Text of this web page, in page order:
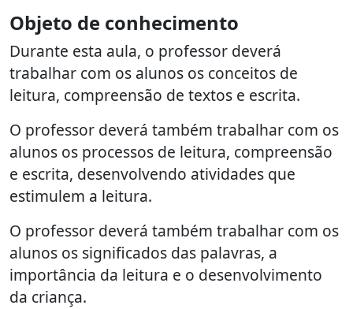
Objeto de conhecimento
Durante esta aula, o professor deverá
trabalhar com os alunos os conceitos de
leitura, compreensão de textos e escrita.
O professor deverá também trabalhar com os
alunos os processos de leitura, compreensão
e escrita, desenvolvendo atividades que
estimulem a leitura.
O professor deverá também trabalhar com os
alunos os significados das palavras, a
importância da leitura e o desenvolvimento
da criança.